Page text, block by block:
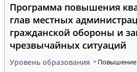
Программа повышения
глав местных
гражданской обороны и
чрезвычайных ситуаций
Уровень образования Повышение